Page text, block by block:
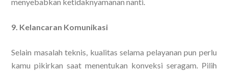
9. Kelancaran Komunikasi
Selain masalah teknis, kualitas selama pelayanan pun perlu
kamu pikirkan saat menentukan konveksi seragam. Pilih